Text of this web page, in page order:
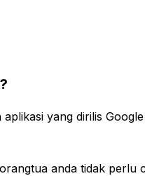
yang dirilis
anda tidak perlu